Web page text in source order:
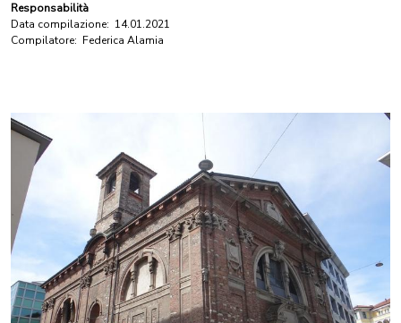
Responsabilità
Data compilazione: 14.01.2021
Compilatore: Federica Alamia